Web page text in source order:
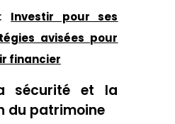
Investir pour ses
avisées pour
financier
sécurité et la
du patrimoine